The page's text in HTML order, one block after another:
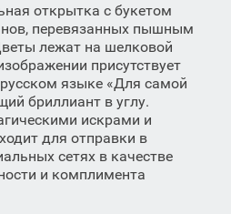
открытка с букетом
перевязанных пышным
лежат на шелковой
присутствует
языке «Для самой
бриллиант в углу.
искрами и
для отправки в
сетях в качестве
и комплимента